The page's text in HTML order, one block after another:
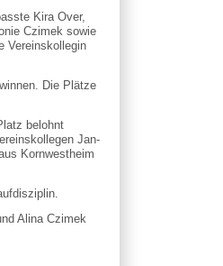
Kira Over,
Czimek sowie
Vereinskollegin
Die Plätze
belohnt
Jan-
Kornwestheim
Alina Czimek